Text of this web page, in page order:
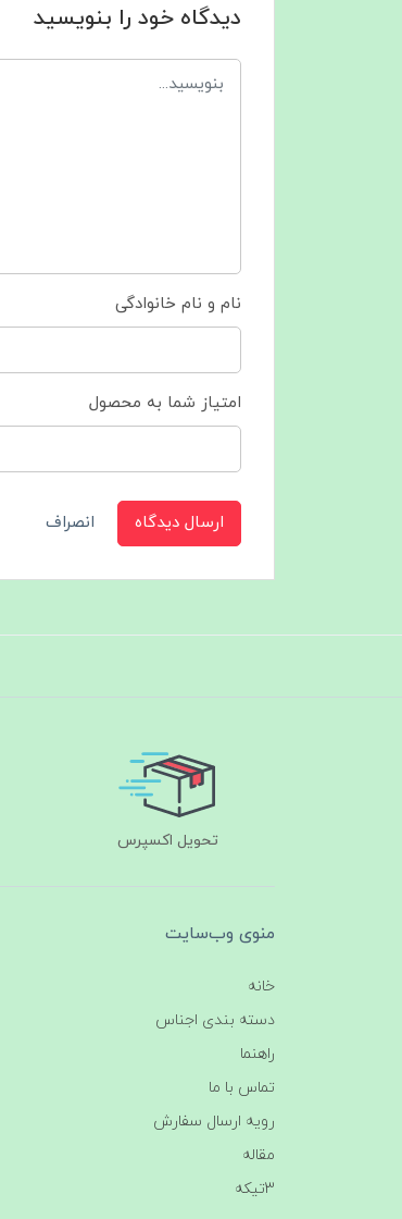
دیدگاه خود را بنویسید
نام و نام خانوادگی
امتیاز شما به محصول
ارسال دیدگاه انصراف
تحویل اکسپرس
منوی وب‌سایت
خانه
دسته بندی اجناس
راهنما
تماس با ما
رویه ارسال سفارش
مقاله
3تیکه